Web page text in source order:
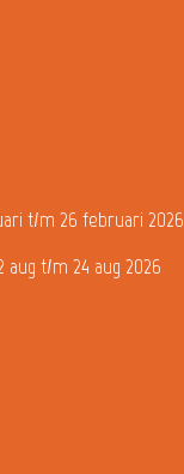
t/m 26 februari 2026
t/m 24 aug 2026